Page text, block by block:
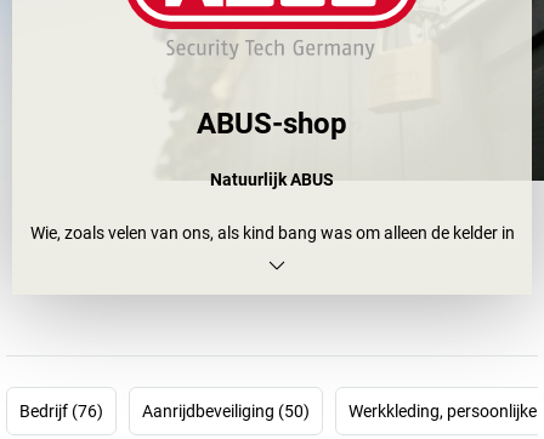
ABUS-shop
Natuurlijk ABUS
Wie, zoals velen van ons, als kind bang was om alleen de kelder in
te gaan, zou waarschijnlijk graag in het huis van August Bremicker
De sleutel tot succes? De ontwikkeling en productie van
Bedrijf (76) Aanrijdbeveiliging (50) Werkkleding,